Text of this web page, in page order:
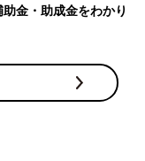
金をわかり
【ワク